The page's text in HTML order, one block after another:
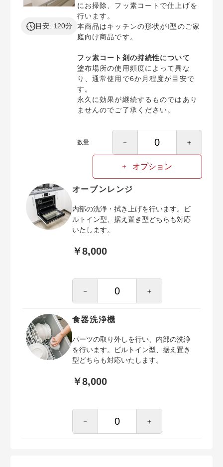
目安: 120分
にお掃除、フッ素コートで仕上げを
行います。
本商品はキッチンの形状がI型のご家
庭向け商品です。
フッ素コート剤の持続性について
塗布場所の使用頻度によって異な
り、通常使用で6か月程度が目安で
す。
永久に効果が継続するものではあり
ませんのでご了承ください。
数量 － ＋
オプション
オーブンレンジ
内部の洗浄・拭き上げを行います。ビ
ルトイン型、据え置き型どちらも対応
いたします。
￥8,000
－ ＋
食器洗浄機
パーツの取り外しを行い、内部の洗浄
を行います。ビルトイン型、据え置き
型どちらも対応いたします。
￥8,000
－ ＋